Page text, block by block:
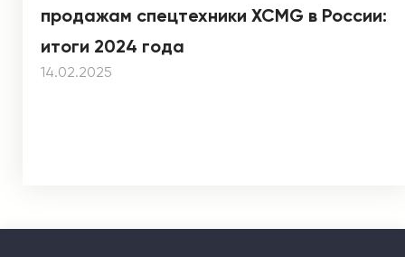
продажам спецтехники XCMG в России:
итоги 2024 года
14.02.2025